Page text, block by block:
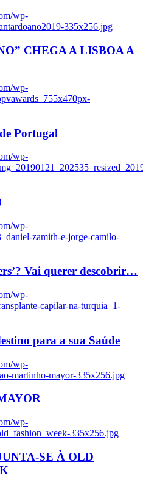
wp-
335x256.jpg
CHEGA A LISBOA A
wp-
Portugal
wp-
wp-
zamith-e-jorge-camilo-
Vai querer descobrir…
wp-
capilar-na-turquia_1-
para a sua Saúde
wp-
martinho-mayor-335x256.jpg
wp-
335x256.jpg
SE À OLD